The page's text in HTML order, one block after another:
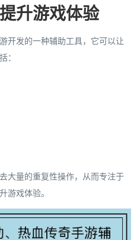
升游戏体验
开发的一种辅助工具，它可以让
：
大量的重复性操作，从而专注于
游戏体验。